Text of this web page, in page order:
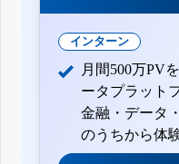
インターン
月間500万PV
ータプラット
金融・データ
のうちから体